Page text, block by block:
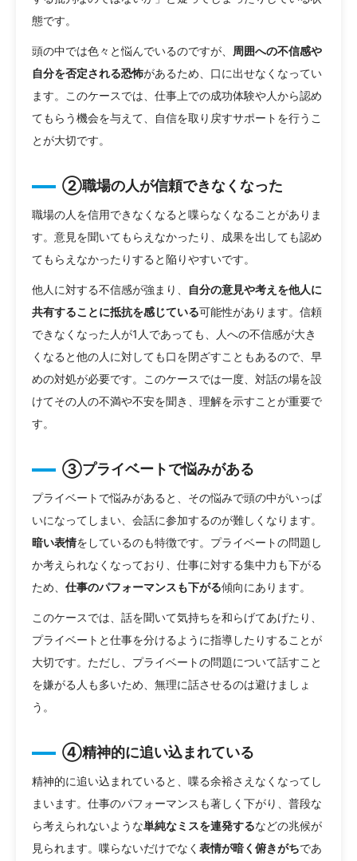
態です。
頭の中では色々と悩んでいるのですが、 周囲への不信感や
自分を否定される恐怖があるため、口に出せなくなってい
ます。このケースでは、仕事上での成功体験や人から認め
てもらう機会を与えて、自信を取り戻すサポートを行うこ
とが大切です。
②職場の人が信頼できなくなった
職場の人を信用できなくなると喋らなくなることがありま
す。意見を聞いてもらえなかったり、成果を出しても認め
てもらえなかったりすると陥りやすいです。
他人に対する不信感が強まり、
自分の意見や考えを他人に
共有することに抵抗を感じている可能性があります。信頼
できなくなった人が1人であっても、人への不信感が大き
くなると他の人に対しても口を閉ざすこともあるので、早
めの対処が必要です。このケースでは一度、対話の場を設
けてその人の不満や不安を聞き、理解を示すことが重要で
す。
③プライベートで悩みがある
プライベートで悩みがあると、その悩みで頭の中がいっぱ
いになってしまい、会話に参加するのが難しくなります。
暗い表情をしているのも特徴です。プライベートの問題し
か考えられなくなっており、仕事に対する集中力も下がる
ため、 仕事のパフォーマンスも下がる傾向にあります。
このケースでは、話を聞いて気持ちを和らげてあげたり、
プライベートと仕事を分けるように指導したりすることが
大切です。ただし、プライベートの問題について話すこと
を嫌がる人も多いため、無理に話させるのは避けましょ
う。
④精神的に追い込まれている
精神的に追い込まれていると、喋る余裕さえなくなってし
まいます。仕事のパフォーマンスも著しく下がり、普段な
ら考えられないような単純なミスを連発するなどの兆候が
見られます。喋らないだけでなく 表情が暗く俯きがちであ